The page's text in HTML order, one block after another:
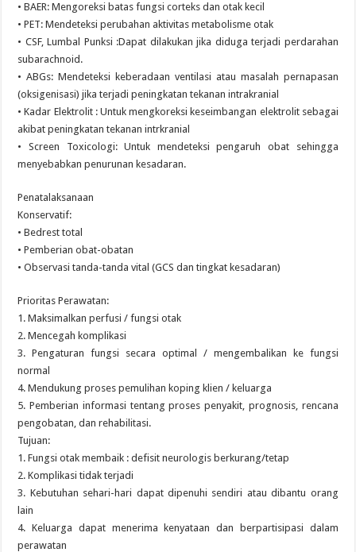
• BAER: Mengoreksi batas fungsi corteks dan otak kecil
• PET: Mendeteksi perubahan aktivitas metabolisme otak
• CSF, Lumbal Punksi :Dapat dilakukan jika diduga terjadi perdarahan
subarachnoid.
• ABGs: Mendeteksi keberadaan ventilasi atau masalah pernapasan
(oksigenisasi) jika terjadi peningkatan tekanan intrakranial
• Kadar Elektrolit : Untuk mengkoreksi keseimbangan elektrolit sebagai
akibat peningkatan tekanan intrkranial
• Screen Toxicologi: Untuk mendeteksi pengaruh obat sehingga
menyebabkan penurunan kesadaran.
Penatalaksanaan
Konservatif:
• Bedrest total
• Pemberian obat-obatan
• Observasi tanda-tanda vital (GCS dan tingkat kesadaran)
Prioritas Perawatan:
1. Maksimalkan perfusi / fungsi otak
2. Mencegah komplikasi
3. Pengaturan fungsi secara optimal / mengembalikan ke fungsi
normal
4. Mendukung proses pemulihan koping klien / keluarga
5. Pemberian informasi tentang proses penyakit, prognosis, rencana
pengobatan, dan rehabilitasi.
Tujuan:
1. Fungsi otak membaik : defisit neurologis berkurang/tetap
2. Komplikasi tidak terjadi
3. Kebutuhan sehari-hari dapat dipenuhi sendiri atau dibantu orang
lain
4. Keluarga dapat menerima kenyataan dan berpartisipasi dalam
perawatan